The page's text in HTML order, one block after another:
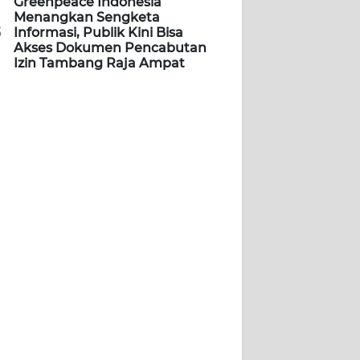
Menangkan Sengketa
Informasi, Publik Kini Bisa
Akses Dokumen Pencabutan
Izin Tambang Raja Ampat